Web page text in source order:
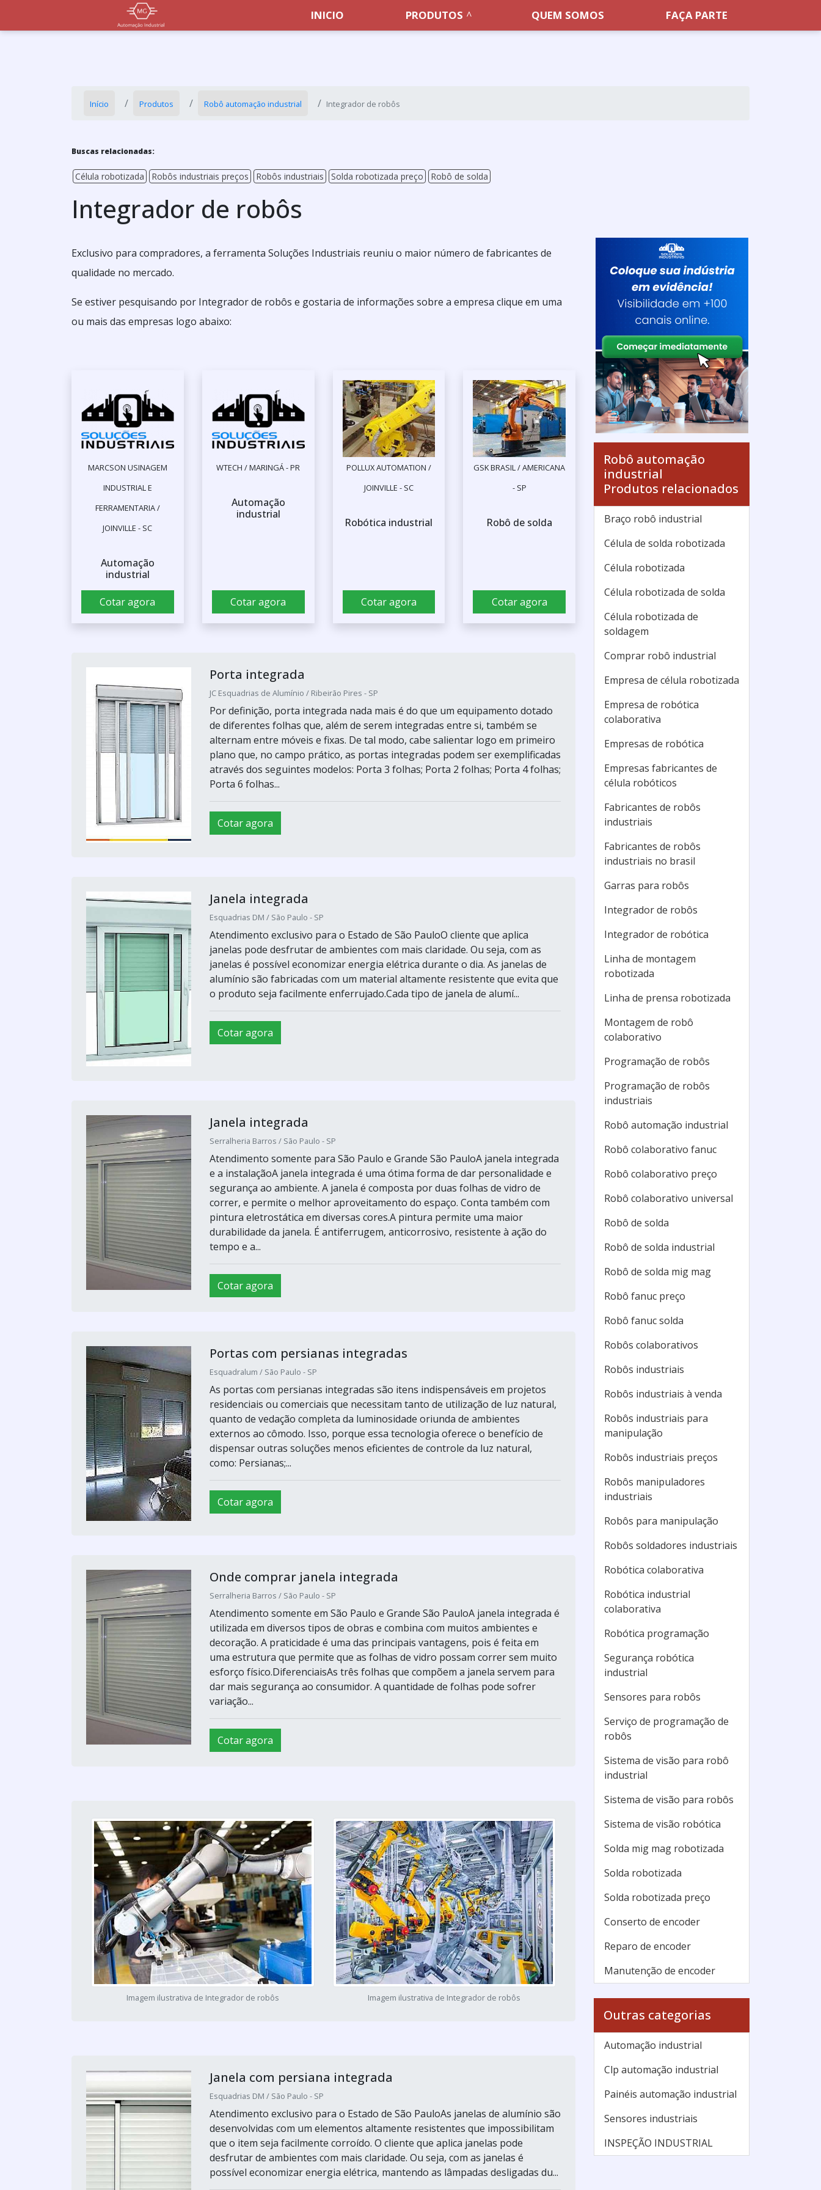
INICIO PRODUTOS QUEM SOMOS FAÇA PARTE
Início Produtos Robô automação industrial Integrador de robôs
Buscas relacionadas:
Célula robotizada Robôs industriais preços Robôs industriais Solda robotizada preço Robô de solda
Integrador de robôs
Exclusivo para compradores, a ferramenta Soluções Industriais reuniu o maior número de fabricantes de
qualidade no mercado.
Se estiver pesquisando por Integrador de robôs e gostaria de informações sobre a empresa clique em uma
ou mais das empresas logo abaixo:
MARCSON USINAGEM
INDUSTRIAL E
FERRAMENTARIA /
JOINVILLE - SC
Automação
industrial
Cotar agora
WTECH / MARINGÁ - PR
Automação
industrial
Cotar agora
POLLUX AUTOMATION /
JOINVILLE - SC
Robótica industrial
Cotar agora
GSK BRASIL / AMERICANA
- SP
Robô de solda
Cotar agora
Porta integrada
JC Esquadrias de Alumínio / Ribeirão Pires - SP
Por definição, porta integrada nada mais é do que um equipamento dotado
de diferentes folhas que, além de serem integradas entre si, também se
alternam entre móveis e fixas. De tal modo, cabe salientar logo em primeiro
plano que, no campo prático, as portas integradas podem ser exemplificadas
através dos seguintes modelos: Porta 3 folhas; Porta 2 folhas; Porta 4 folhas;
Porta 6 folhas...
Cotar agora
Janela integrada
Esquadrias DM / São Paulo - SP
Atendimento exclusivo para o Estado de São PauloO cliente que aplica
janelas pode desfrutar de ambientes com mais claridade. Ou seja, com as
janelas é possível economizar energia elétrica durante o dia. As janelas de
alumínio são fabricadas com um material altamente resistente que evita que
o produto seja facilmente enferrujado.Cada tipo de janela de alumí...
Cotar agora
Janela integrada
Serralheria Barros / São Paulo - SP
Atendimento somente para São Paulo e Grande São PauloA janela integrada
e a instalaçãoA janela integrada é uma ótima forma de dar personalidade e
segurança ao ambiente. A janela é composta por duas folhas de vidro de
correr, e permite o melhor aproveitamento do espaço. Conta também com
pintura eletrostática em diversas cores.A pintura permite uma maior
durabilidade da janela. É antiferrugem, anticorrosivo, resistente à ação do
tempo e a...
Cotar agora
Portas com persianas integradas
Esquadralum / São Paulo - SP
As portas com persianas integradas são itens indispensáveis em projetos
residenciais ou comerciais que necessitam tanto de utilização de luz natural,
quanto de vedação completa da luminosidade oriunda de ambientes
externos ao cômodo. Isso, porque essa tecnologia oferece o benefício de
dispensar outras soluções menos eficientes de controle da luz natural,
como: Persianas;...
Cotar agora
Onde comprar janela integrada
Serralheria Barros / São Paulo - SP
Atendimento somente em São Paulo e Grande São PauloA janela integrada é
utilizada em diversos tipos de obras e combina com muitos ambientes e
decoração. A praticidade é uma das principais vantagens, pois é feita em
uma estrutura que permite que as folhas de vidro possam correr sem muito
esforço físico.DiferenciaisAs três folhas que compõem a janela servem para
dar mais segurança ao consumidor. A quantidade de folhas pode sofrer
variação...
Cotar agora
Imagem ilustrativa de Integrador de robôs Imagem ilustrativa de Integrador de robôs
Janela com persiana integrada
Esquadrias DM / São Paulo - SP
Atendimento exclusivo para o Estado de São PauloAs janelas de alumínio são
desenvolvidas com um elementos altamente resistentes que impossibilitam
que o item seja facilmente corroído. O cliente que aplica janelas pode
desfrutar de ambientes com mais claridade. Ou seja, com as janelas é
possível economizar energia elétrica, mantendo as lâmpadas desligadas du...
Robô automação
industrial
Produtos relacionados
Braço robô industrial
Célula de solda robotizada
Célula robotizada
Célula robotizada de solda
Célula robotizada de
soldagem
Comprar robô industrial
Empresa de célula robotizada
Empresa de robótica
colaborativa
Empresas de robótica
Empresas fabricantes de
célula robóticos
Fabricantes de robôs
industriais
Fabricantes de robôs
industriais no brasil
Garras para robôs
Integrador de robôs
Integrador de robótica
Linha de montagem
robotizada
Linha de prensa robotizada
Montagem de robô
colaborativo
Programação de robôs
Programação de robôs
industriais
Robô automação industrial
Robô colaborativo fanuc
Robô colaborativo preço
Robô colaborativo universal
Robô de solda
Robô de solda industrial
Robô de solda mig mag
Robô fanuc preço
Robô fanuc solda
Robôs colaborativos
Robôs industriais
Robôs industriais à venda
Robôs industriais para
manipulação
Robôs industriais preços
Robôs manipuladores
industriais
Robôs para manipulação
Robôs soldadores industriais
Robótica colaborativa
Robótica industrial
colaborativa
Robótica programação
Segurança robótica
industrial
Sensores para robôs
Serviço de programação de
robôs
Sistema de visão para robô
industrial
Sistema de visão para robôs
Sistema de visão robótica
Solda mig mag robotizada
Solda robotizada
Solda robotizada preço
Conserto de encoder
Reparo de encoder
Manutenção de encoder
Outras categorias
Automação industrial
Clp automação industrial
Painéis automação industrial
Sensores industriais
INSPEÇÃO INDUSTRIAL